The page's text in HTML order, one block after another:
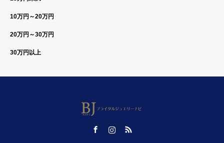
10万円～20万円
20万円～30万円
30万円以上